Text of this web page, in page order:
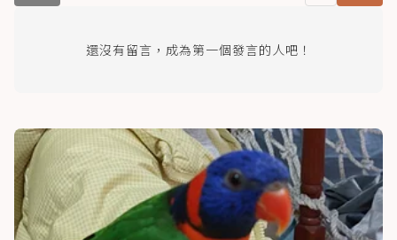
還沒有留言，成為第一個發言的人吧！